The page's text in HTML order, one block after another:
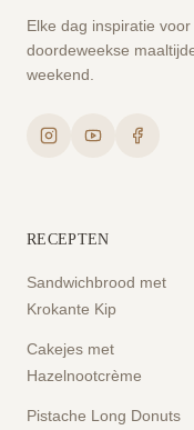
Elke dag inspiratie
doordeweekse
weekend.
RECEPTEN
Sandwichbrood met
Krokante Kip
Cakejes met
Hazelnootcrème
Pistache Long Donuts